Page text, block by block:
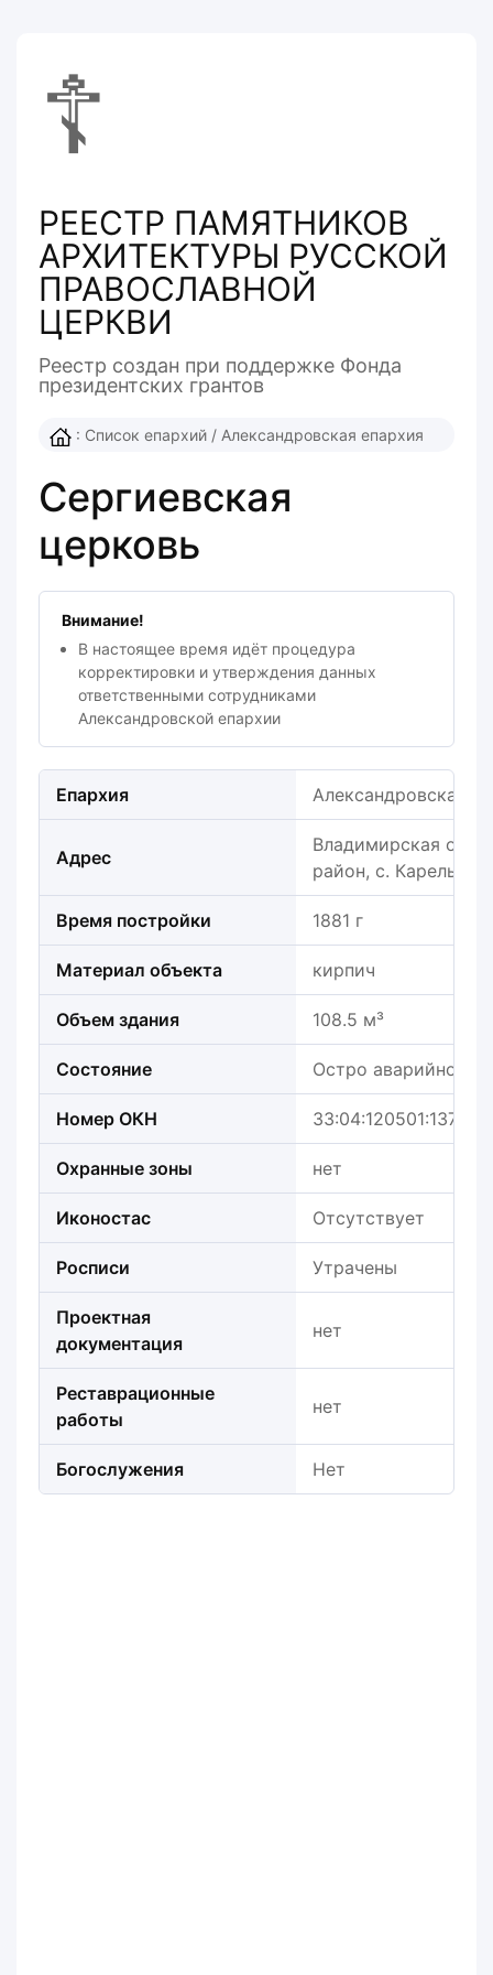
☦
РЕЕСТР ПАМЯТНИКОВ
АРХИТЕКТУРЫ РУССКОЙ
ПРАВОСЛАВНОЙ
ЦЕРКВИ
Реестр создан при поддержке Фонда
президентcких грантов
: Список епархий / Александровская епархия
Сергиевская
церковь
Внимание!
В настоящее время идёт процедура
корректировки и утверждения данных
ответственными сотрудниками
Александровской епархии
Епархия Александровская
Адрес
Владимирская
район, с.
Время постройки 1881 г
Материал объекта кирпич
Объем здания 108.5 м³
Состояние Остро аварийное
Номер ОКН 33:04:120501:137
Охранные зоны нет
Иконостас Отсутствует
Росписи Утрачены
Проектная
документация
нет
Реставрационные
работы
нет
Богослужения Нет